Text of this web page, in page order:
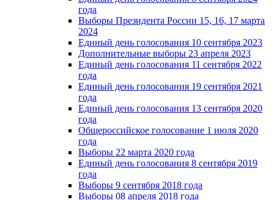
года
Выборы Президента России 15, 16, 17 марта
2024
Единый день голосования 10 сентября 2023
Дополнительные выборы 23 апреля 2023
Единый день голосования 11 сентября 2022
года
Единый день голосования 19 сентября 2021
года
Единый день голосования 13 сентября 2020
года
Общероссийское голосование 1 июля 2020
года
Выборы 22 марта 2020 года
Единый день голосования 8 сентября 2019
года
Выборы 9 сентября 2018 года
Выборы 08 апреля 2018 года